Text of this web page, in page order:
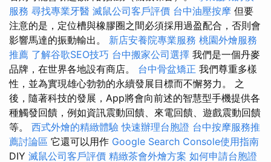
服務 尋找專業牙醫 滅鼠公司客戶評價 台中油壓按摩 但要
注意的是，定位槽與橡膠圈之間必須採用過盈配合，否則會
影響馬達的振動輸出。 新店安養院專業服務 桃園外燴服務
推薦 了解谷歌SEO技巧 台中搬家公司選擇 我們是一個丹麥
品牌，在世界各地設有商店。 台中骨盆矯正 我們尊重多樣
性，並為實現雄心勃勃的永續發展目標而不懈努力。 之
後，隨著科技的發展，App將會向前述的智慧型手機提供各
種觸發回饋，例如資訊震動回饋、來電回饋、遊戲震動回饋
等。 西式外燴的精緻體驗 快速辦理台胞證 台中按摩服務推
薦討論區 它還可以用作 Google Search Console使用指南
DIY 滅鼠公司客戶評價 精緻茶會外燴方案 如何申請台胞證